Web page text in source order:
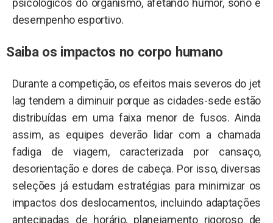
psicológicos do organismo, afetando humor, sono e
desempenho esportivo.
Saiba os impactos no corpo humano
Durante a competição, os efeitos mais severos do jet
lag tendem a diminuir porque as cidades-sede estão
distribuídas em uma faixa menor de fusos. Ainda
assim, as equipes deverão lidar com a chamada
fadiga de viagem, caracterizada por cansaço,
desorientação e dores de cabeça. Por isso, diversas
seleções já estudam estratégias para minimizar os
impactos dos deslocamentos, incluindo adaptações
antecipadas de horário, planejamento rigoroso de